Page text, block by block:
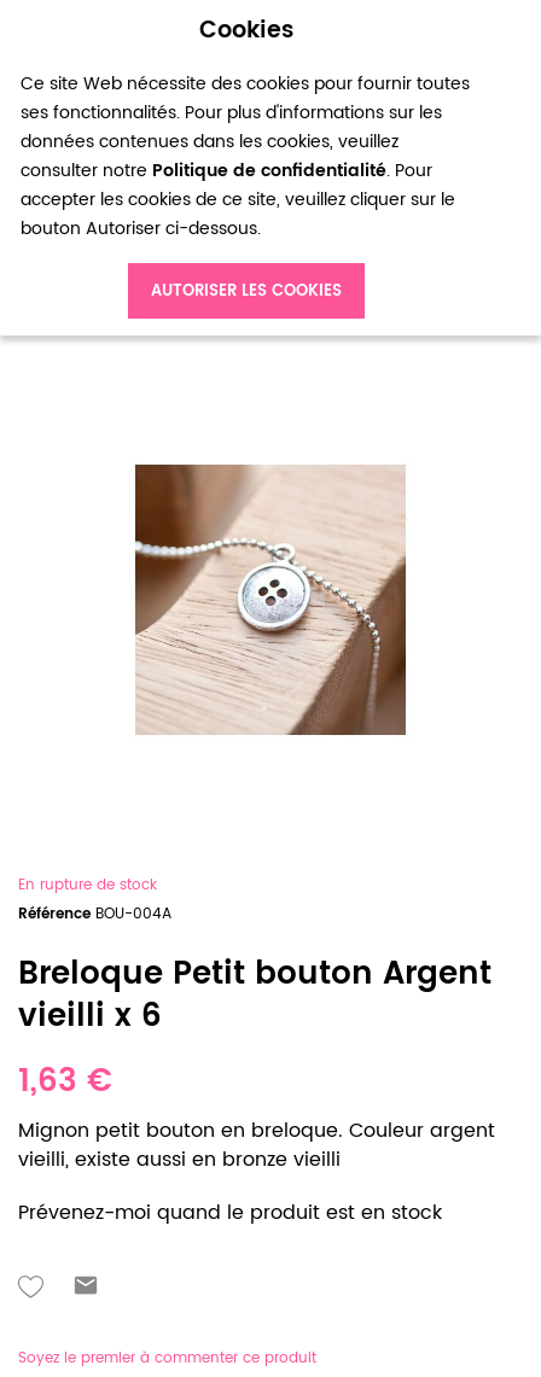
Cookies
Ce site Web nécessite des cookies pour fournir toutes
ses fonctionnalités. Pour plus d'informations sur les
données contenues dans les cookies, veuillez
consulter notre Politique de confidentialité. Pour
accepter les cookies de ce site, veuillez cliquer sur le
bouton Autoriser ci-dessous.
AUTORISER LES COOKIES
0
Breloque Petit bouton Argent vieilli x 6
En rupture de stock
Référence BOU-004A
Breloque Petit bouton Argent
vieilli x 6
1,63 €
Mignon petit bouton en breloque. Couleur argent
vieilli, existe aussi en bronze vieilli
Prévenez-moi quand le produit est en stock
Soyez le premier à commenter ce produit